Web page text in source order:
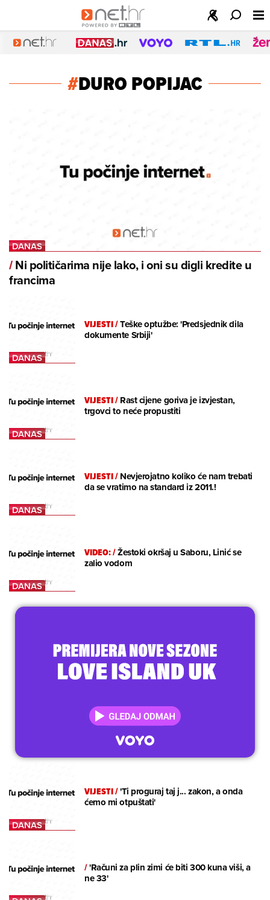
#DURO POPIJAC
/Ni političarima nije lako, i oni su digli kredite u
francima
VIJESTI/Teške optužbe: 'Predsjednik dila
dokumente Srbiji'
VIJESTI/Rast cijene goriva je izvjestan,
trgovci to neće propustiti
VIJESTI/Nevjerojatno koliko će nam trebati
da se vratimo na standard iz 2011.!
VIDEO:/Žestoki okršaj u Saboru, Linić se
zalio vodom
VIJESTI/'Ti proguraj taj j... zakon, a onda
ćemo mi otpuštati'
/'Računi za plin zimi će biti 300 kuna viši, a
ne 33'